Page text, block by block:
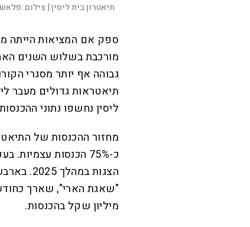
תיאטרון בית ליסין | צילום:פלאש 90
ספק אם המציאות הייתה
מורכבת בשלוש השנים
גבוהה אף יותר מסגרי
תיאטראות גדולים מעבר
ליסין נחשפו נתוני
מיליון שקל בהכנסות.